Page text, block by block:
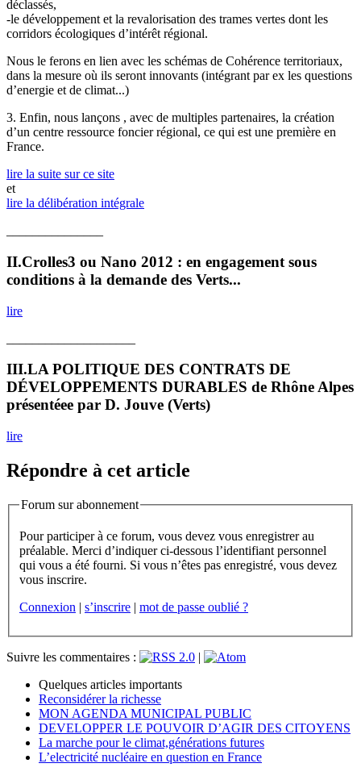
déclassés,
-le développement et la revalorisation des trames vertes dont les
corridors écologiques d’intérêt régional.
Nous le ferons en lien avec les schémas de Cohérence territoriaux,
dans la mesure où ils seront innovants (intégrant par ex les questions
d’energie et de climat...)
3. Enfin, nous lançons , avec de multiples partenaires, la création
d’un centre ressource foncier régional, ce qui est une première en
France.
lire la suite sur ce site
et
lire la délibération intégrale
II.Crolles3 ou Nano 2012 : en engagement sous
conditions à la demande des Verts...
lire
III.LA POLITIQUE DES CONTRATS DE
DÉVELOPPEMENTS DURABLES de Rhône Alpes
présentéee par D. Jouve (Verts)
lire
Répondre à cet article
Forum sur abonnement
Pour participer à ce forum, vous devez vous enregistrer au
préalable. Merci d’indiquer ci-dessous l’identifiant personnel
qui vous a été fourni. Si vous n’êtes pas enregistré, vous devez
vous inscrire.
Connexion | s’inscrire | mot de passe oublié ?
Suivre les commentaires :
|
Quelques articles importants
Reconsidérer la richesse
MON AGENDA MUNICIPAL PUBLIC
DEVELOPPER LE POUVOIR D’AGIR DES CITOYENS
La marche pour le climat,générations futures
L’electricité nucléaire en question en France